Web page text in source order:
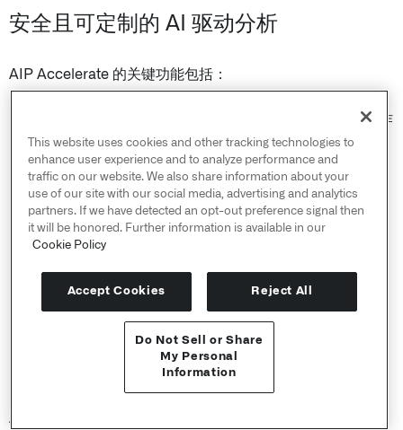
Send feedback
安全且可定制的 AI 驱动分析
AIP Accelerate 的关键功能包括：
：AIP Accelerate 拥有直观的界面，使工作
流构建者可以轻松使用 LLM 构建复杂的多维分析。
生成式 AI 模型：在执行基于文本和视觉的任务时，定制
使用哪些可用的 LLM。
操作真实数据：在平台内的数据上部署 LLM，如数据集
或媒体集（图像或 PDF 文件）。
AIP 工具中使用，或与其他用户共享工作流。
限。这些平台安全控制仅授予 LLM 完成任务所需的访问
AIP Accelerate 正在积极开发中，更多操作支持即将推出。
This website uses cookies and other tracking technologies to
enhance user experience and to analyze performance and
traffic on our website. We also share information about your
use of our site with our social media, advertising and analytics
partners. If we have detected an opt-out preference signal then
it will be honored. Further information is available in our
Cookie Policy
Accept Cookies Reject All
Do Not Sell or Share
My Personal
Information